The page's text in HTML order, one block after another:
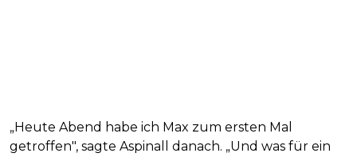
„Heute Abend habe ich Max zum ersten Mal
getroffen", sagte Aspinall danach. „Und was für ein